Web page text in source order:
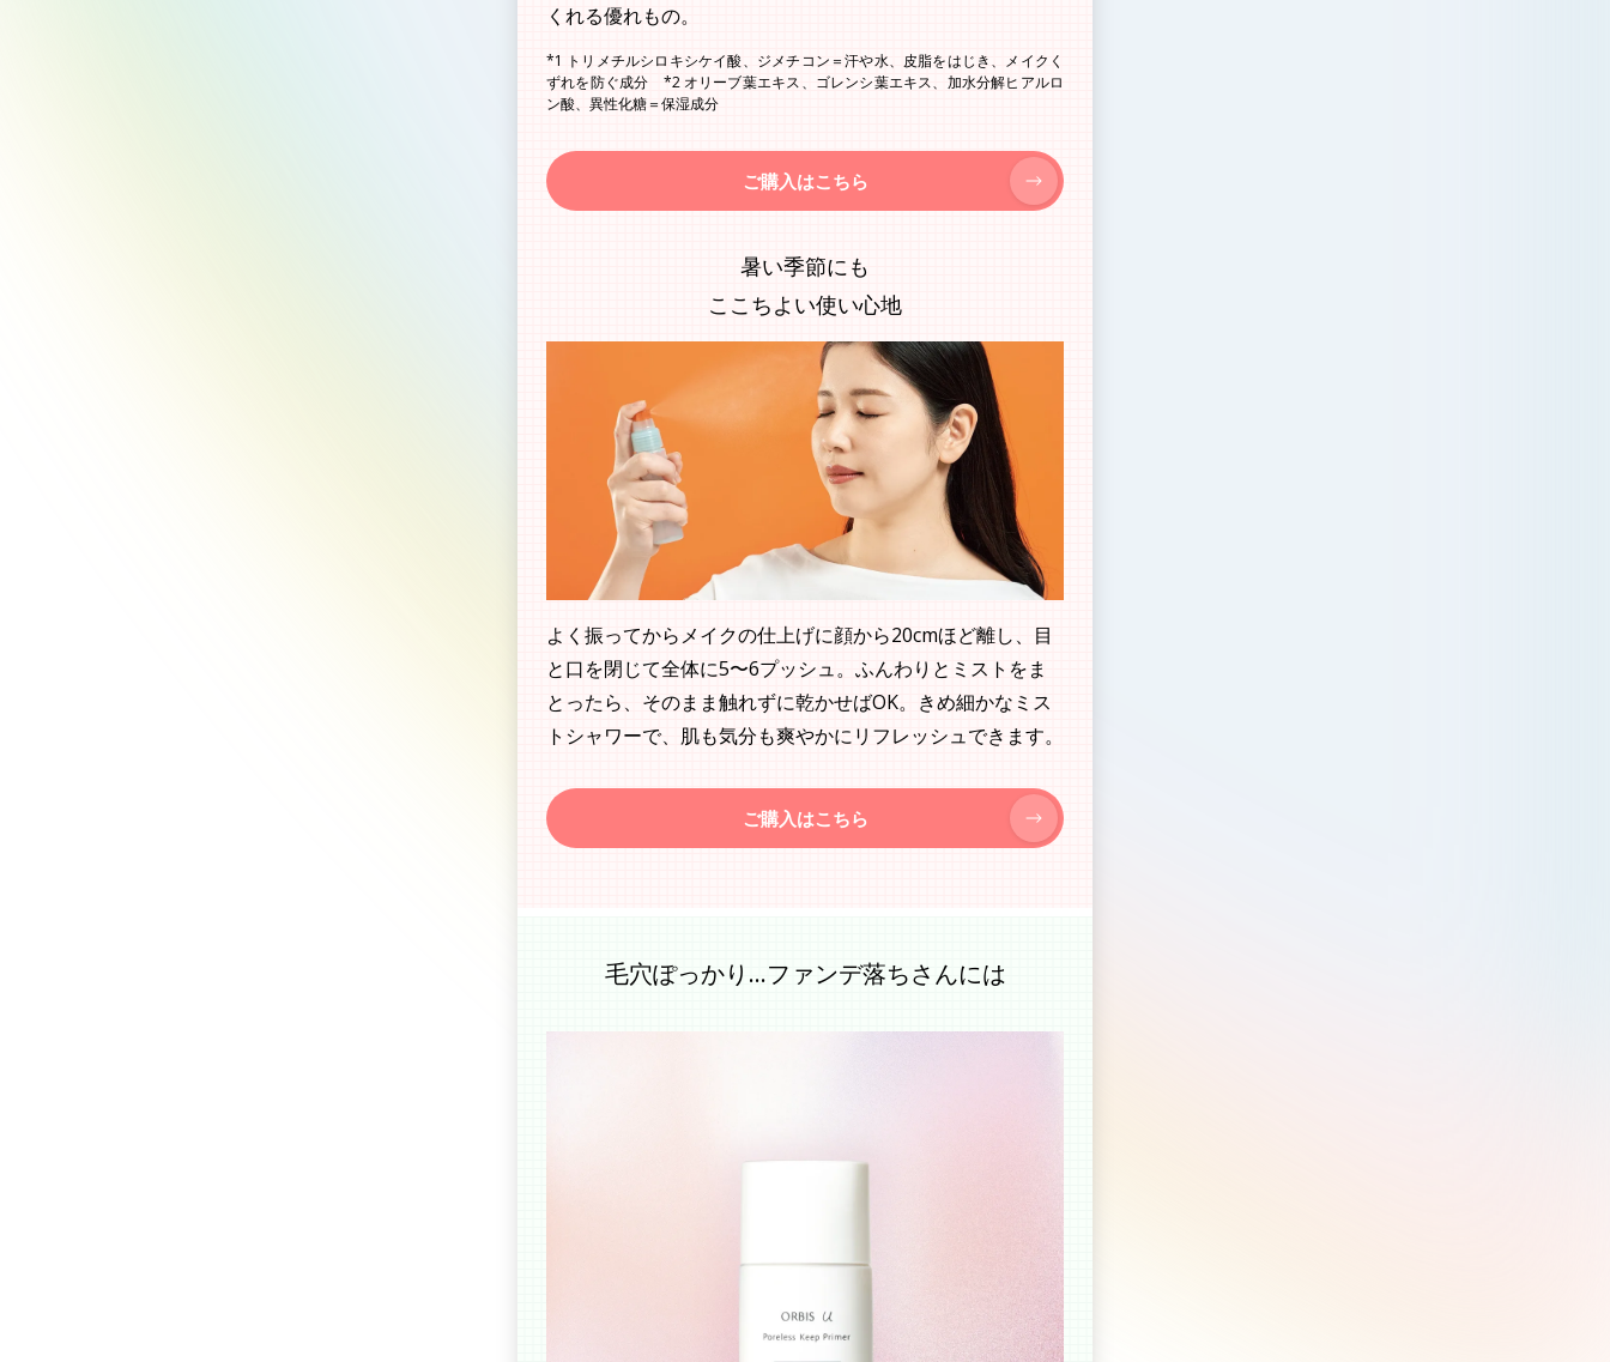
くれる優れもの。
*1 トリメチルシロキシケイ酸、ジメチコン＝汗や水、皮脂をはじき、メイクく
ずれを防ぐ成分 *2 オリーブ葉エキス、ゴレンシ葉エキス、加水分解ヒアルロ
ン酸、異性化糖＝保湿成分
ご購入はこちら
暑い季節にも
ここちよい使い心地
よく振ってからメイクの仕上げに顔から20cmほど離し、目
と口を閉じて全体に5〜6プッシュ。ふんわりとミストをま
とったら、そのまま触れずに乾かせばOK。きめ細かなミス
トシャワーで、肌も気分も爽やかにリフレッシュできます。
ご購入はこちら
毛穴ぽっかり…ファンデ落ちさんには